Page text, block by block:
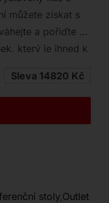
můžete získat s
a pořiďte si
který je ihned k
Sleva 14820 Kč
stoly,Outlet